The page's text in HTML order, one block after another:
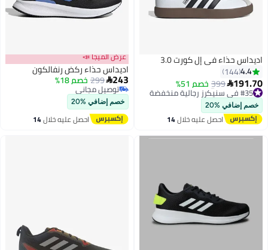
3
اديداس حذاء في إل كورت 3.0
4.4
144
191.70
399 خصم 51%
#35 في سنيكرز رجالية منخفضة
أقل سعر في 30 يوم
توصيل مجاني
#35 في سنيكرز رجالية منخفضة
خصم إضافي %20
احصل عليه خلال14
عرض الميجا 📣
اديداس حذاء ركض رنفالكون
243
299 خصم 18%
توصيل مجاني
توصيل مجاني
خصم إضافي %20
احصل عليه خلال14